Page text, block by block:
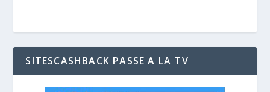
SITESCASHBACK PASSE A LA TV